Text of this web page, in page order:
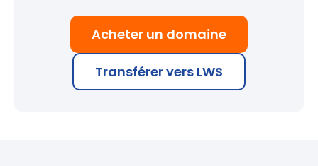
Acheter un domaine
Transférer vers LWS